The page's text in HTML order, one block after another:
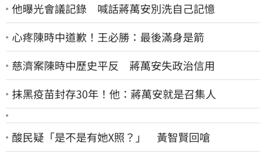
他曝光會議記錄 喊話蔣萬安別洗自己記憶
心疼陳時中道歉！王必勝：最後滿身是箭
慈濟案陳時中歷史平反 蔣萬安失政治信用
抹黑疫苗封存30年！他：蔣萬安就是召集人
酸民疑「是不是有她X照？」 黃智賢回嗆